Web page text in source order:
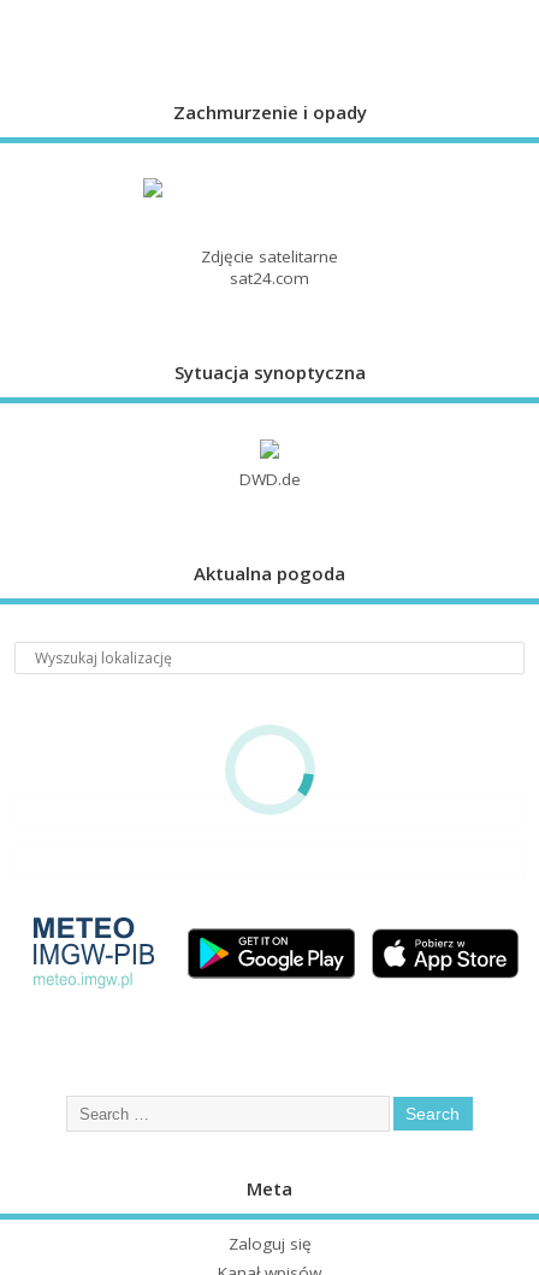
Zachmurzenie i opady
Zdjęcie satelitarne
sat24.com
Sytuacja synoptyczna
DWD.de
Aktualna pogoda
Meta
Zaloguj się